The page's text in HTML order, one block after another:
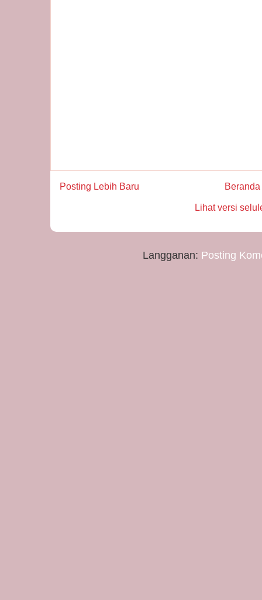
Posting Lebih Baru Beranda
Lihat versi
Langganan: Posting